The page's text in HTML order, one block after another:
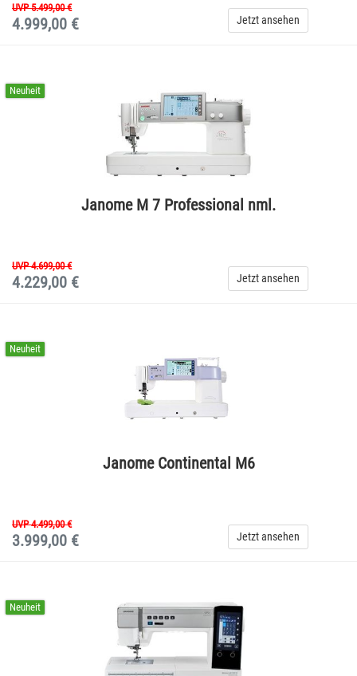
UVP 5.499,00 €
4.999,00 € Jetzt ansehen
Neuheit
Janome M 7 Professional nml.
UVP 4.699,00 €
4.229,00 € Jetzt ansehen
Neuheit
Janome Continental M6
UVP 4.499,00 €
3.999,00 € Jetzt ansehen
Neuheit